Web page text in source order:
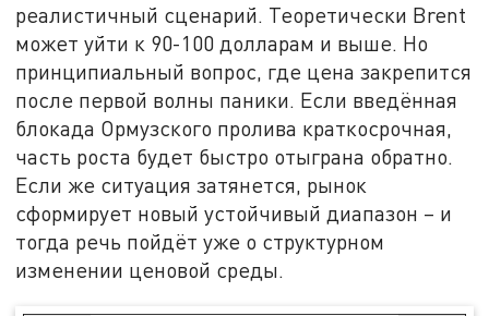
реалистичный сценарий. Теоретически Brent
может уйти к 90-100 долларам и выше. Но
принципиальный вопрос, где цена закрепится
после первой волны паники. Если введённая
блокада Ормузского пролива краткосрочная,
часть роста будет быстро отыграна обратно.
Если же ситуация затянется, рынок
сформирует новый устойчивый диапазон – и
тогда речь пойдёт уже о структурном
изменении ценовой среды.